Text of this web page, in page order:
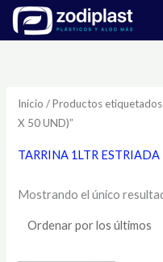
Inicio / Productos etiquetados
X 50 UND)”
TARRINA 1LTR
Mostrando el único